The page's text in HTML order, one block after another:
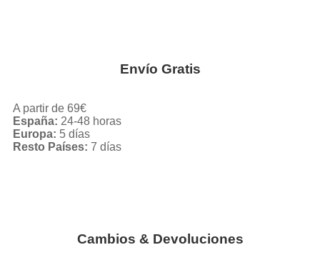
Envío Gratis
A partir de 69€
España: 24-48 horas
Europa: 5 días
Resto Países: 7 días
Cambios & Devoluciones